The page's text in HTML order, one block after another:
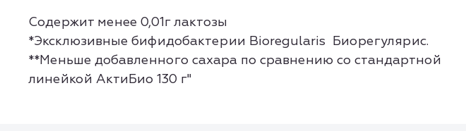
Содержит менее 0,01г лактозы
*Эксклюзивные бифидобактерии Bioregularis Биорегулярис.
**Меньше добавленного сахара по сравнению со стандартной
линейкой АктиБио 130 г"